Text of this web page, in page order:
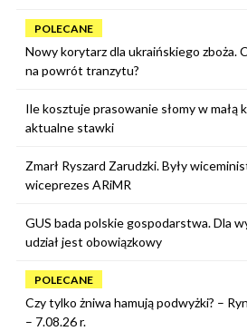
POLECANE
Nowy korytarz dla ukraińskiego zboża.
na powrót tranzytu?
Ile kosztuje prasowanie słomy w małą
aktualne stawki
Zmarł Ryszard Zarudzki. Były
wiceprezes ARiMR
GUS bada polskie gospodarstwa. Dla
udział jest obowiązkowy
POLECANE
Czy tylko żniwa hamują podwyżki? –
– 7.08.26 r.